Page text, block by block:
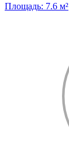
Площадь: 7.6 м²